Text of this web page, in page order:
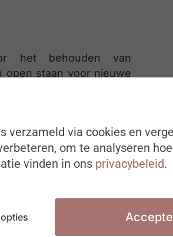
het behouden van
open staan voor nieuwe
te denken.
Dit omvat het
en het beheren van
verzameld via cookies en
om te analyseren
vinden in ons privacybeleid.